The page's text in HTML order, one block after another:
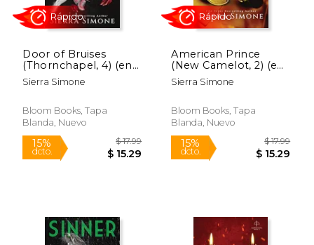
15% 15%
Rápido
Door of Bruises
(Thornchapel, 4) (en
Inglés)
Sierra Simone
Bloom Books, Tapa
Blanda, Nuevo
American Prince
(New Camelot, 2) (en
Inglés)
Sierra Simone
Bloom Books, Tapa
Blanda, Nuevo